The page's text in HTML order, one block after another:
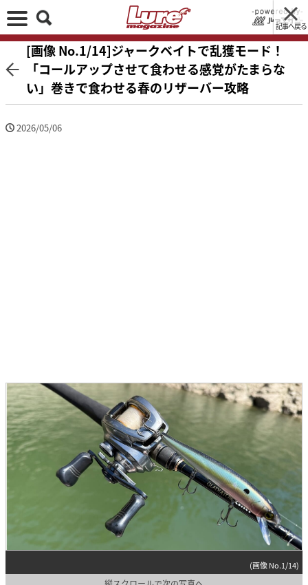
記事へ戻る
[画像 No.1/14]ジャークベイトで乱獲モード！
「コールアップさせて食わせる感覚がたまらな
い」巻きで食わせる春のリザーバー攻略
2026/05/06
(画像 No.1/14)